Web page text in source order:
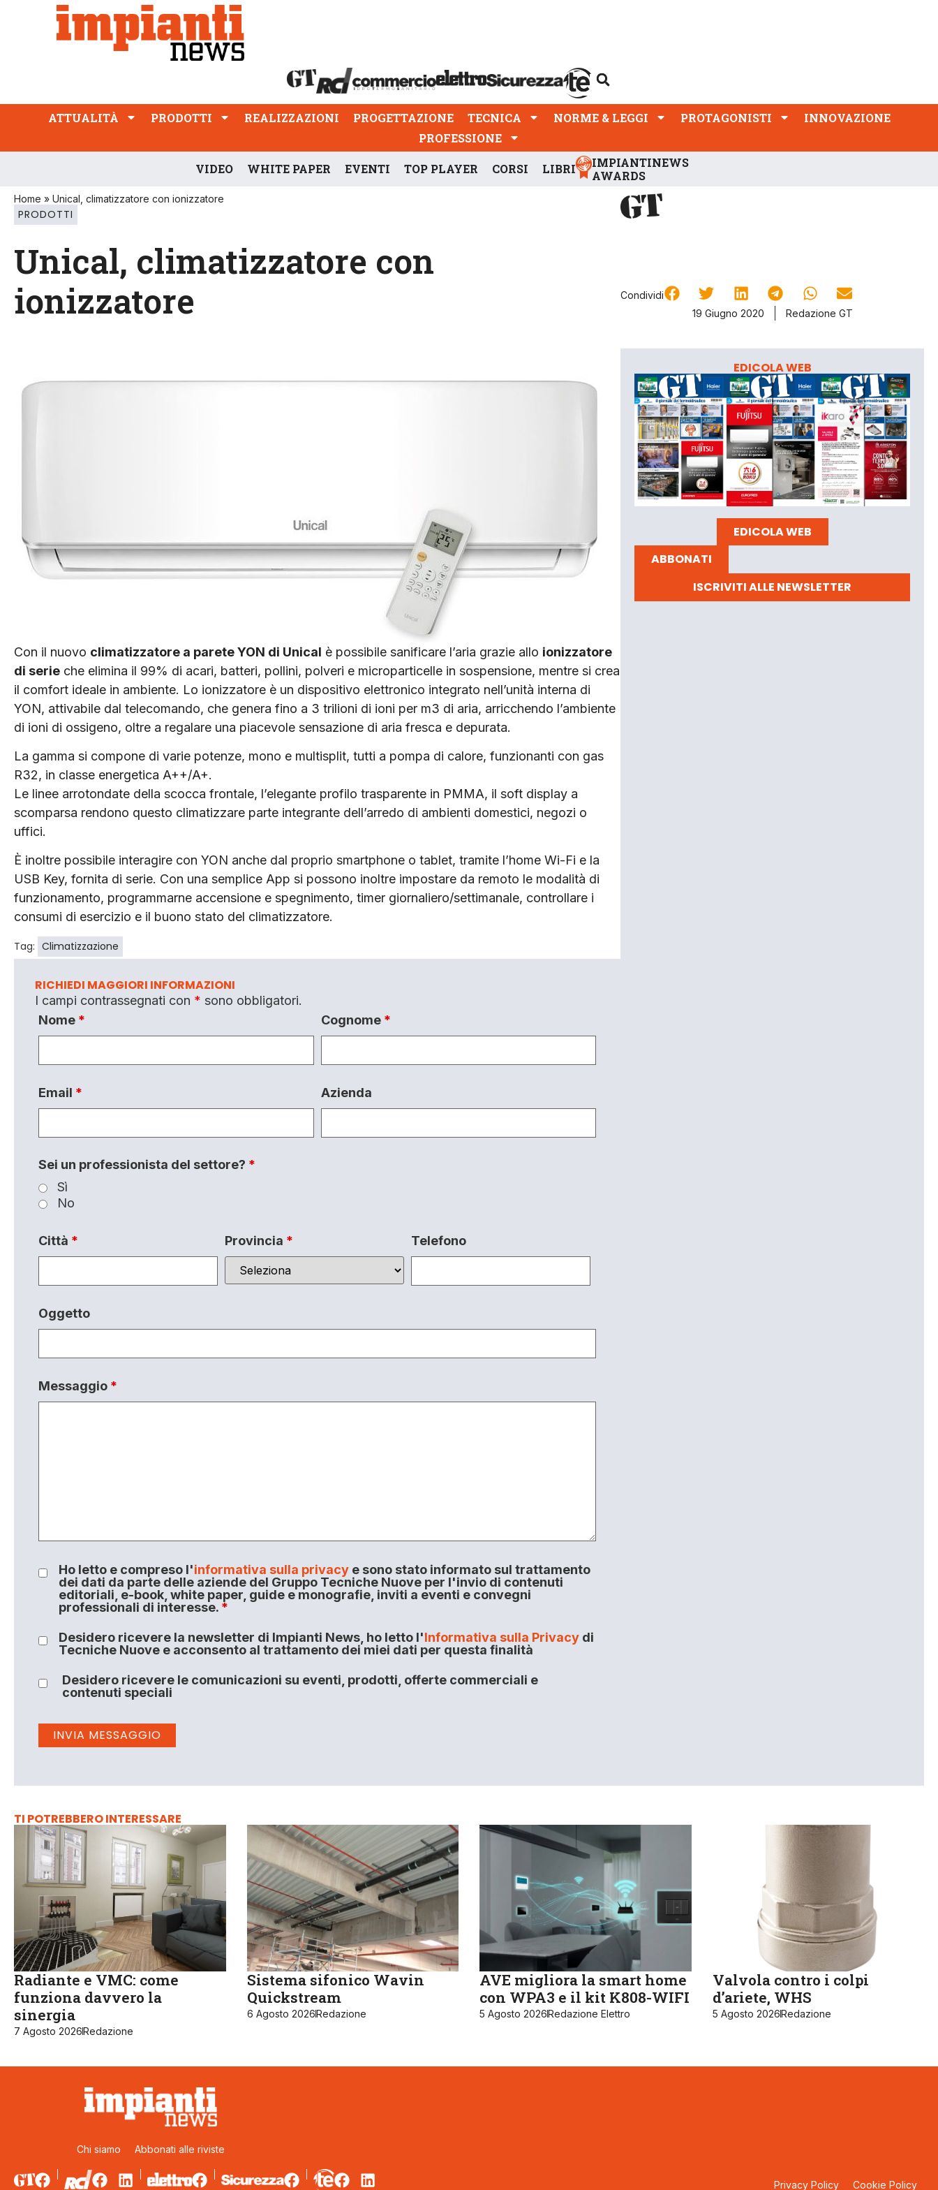
ATTUALITÀ PRODOTTI REALIZZAZIONI
PROFESSIONE
ATTUALITÀ PRODOTTI REALIZZAZIONI PROGETTAZIONE TECNICA NORME & LEGGI PROTAGONISTI
INNOVAZIONE
PROFESSIONE
VIDEO WHITE PAPER EVENTI TOP PLAYER CORSI LIBRI
IMPIANTINEWS
AWARDS
Home » Unical, climatizzatore con ionizzatore
PRODOTTI
Unical, climatizzatore con
ionizzatore
Condividi
19 Giugno 2020
Redazione GT
Con il nuovo climatizzatore a parete YON di Unical è possibile sanificare l’aria grazie allo ionizzatore
di serie che elimina il 99% di acari, batteri, pollini, polveri e microparticelle in sospensione, mentre si crea
il comfort ideale in ambiente. Lo ionizzatore è un dispositivo elettronico integrato nell’unità interna di
YON, attivabile dal telecomando, che genera fino a 3 trilioni di ioni per m3 di aria, arricchendo l’ambiente
di ioni di ossigeno, oltre a regalare una piacevole sensazione di aria fresca e depurata.
La gamma si compone di varie potenze, mono e multisplit, tutti a pompa di calore, funzionanti con gas
R32, in classe energetica A++/A+.
Le linee arrotondate della scocca frontale, l’elegante profilo trasparente in PMMA, il soft display a
scomparsa rendono questo climatizzare parte integrante dell’arredo di ambienti domestici, negozi o
uffici.
È inoltre possibile interagire con YON anche dal proprio smartphone o tablet, tramite l’home Wi-Fi e la
USB Key, fornita di serie. Con una semplice App si possono inoltre impostare da remoto le modalità di
funzionamento, programmarne accensione e spegnimento, timer giornaliero/settimanale, controllare i
consumi di esercizio e il buono stato del climatizzatore.
Tag: Climatizzazione
RICHIEDI MAGGIORI INFORMAZIONI
I campi contrassegnati con * sono obbligatori.
Nome * Cognome *
Email * Azienda
Sei un professionista del settore? *
Sì
No
Città * Provincia * Telefono
Oggetto
Messaggio *
Ho letto e compreso l'informativa sulla privacye sono stato informato sul trattamento
dei dati da parte delle aziende del Gruppo Tecniche Nuove per l'invio di contenuti
editoriali, e-book, white paper, guide e monografie, inviti a eventi e convegni
professionali di interesse. *
Desidero ricevere la newsletter di Impianti News, ho letto l'Informativa sulla Privacydi
Tecniche Nuove e acconsento al trattamento dei miei dati per questa finalità
Desidero ricevere le comunicazioni su eventi, prodotti, offerte commerciali e
contenuti speciali
EDICOLA WEB
EDICOLA WEB
ABBONATI
ISCRIVITI ALLE NEWSLETTER
TI POTREBBERO INTERESSARE
Radiante e VMC: come
funziona davvero la
sinergia
7 Agosto 2026Redazione
Sistema sifonico Wavin
Quickstream
6 Agosto 2026Redazione
AVE migliora la smart home
con WPA3 e il kit K808-WIFI
5 Agosto 2026Redazione Elettro
Valvola contro i colpi
d’ariete, WHS
5 Agosto 2026Redazione
Chi siamo Abbonati alle riviste
Privacy Policy Cookie Policy